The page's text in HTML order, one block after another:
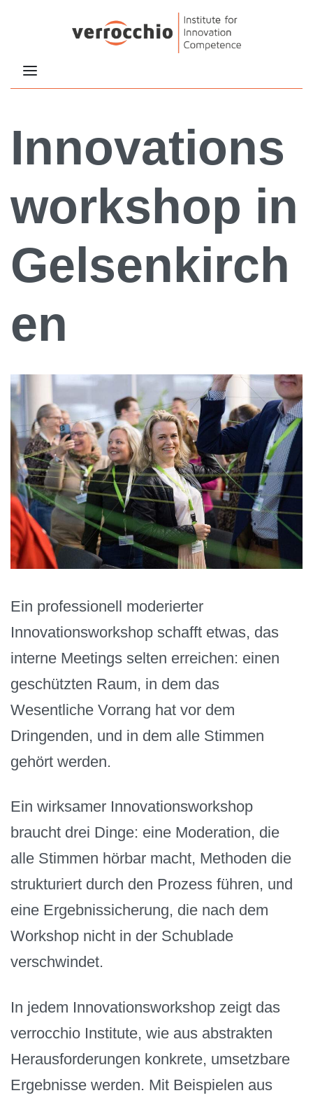
Innovations
workshop in
Gelsenkirch
en
Ein professionell moderierter
Innovationsworkshop schafft etwas, das
interne Meetings selten erreichen: einen
geschützten Raum, in dem das
Wesentliche Vorrang hat vor dem
Dringenden, und in dem alle Stimmen
gehört werden.
Ein wirksamer Innovationsworkshop
braucht drei Dinge: eine Moderation, die
alle Stimmen hörbar macht, Methoden die
strukturiert durch den Prozess führen, und
eine Ergebnissicherung, die nach dem
Workshop nicht in der Schublade
verschwindet.
In jedem Innovationsworkshop zeigt das
verrocchio Institute, wie aus abstrakten
Herausforderungen konkrete, umsetzbare
Ergebnisse werden. Mit Beispielen aus